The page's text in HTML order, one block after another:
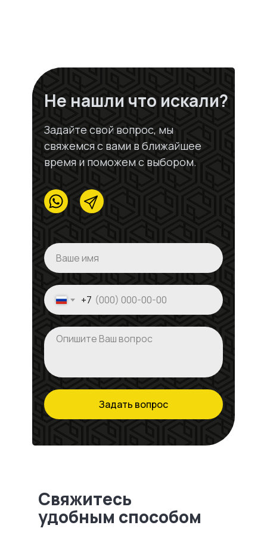
Не нашли что искали?
Задайте свой вопрос, мы
свяжемся с вами в ближайшее
время и поможем с выбором.
+7
Задать вопрос
Свяжитесь
удобным способом